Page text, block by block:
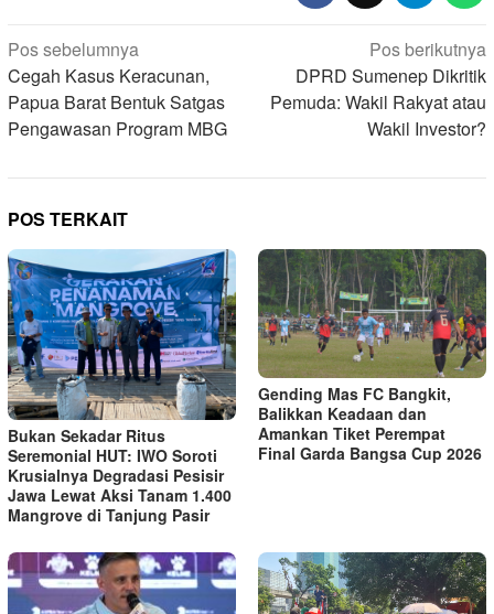
Navigasi
pos
Pos sebelumnya
Cegah Kasus Keracunan,
Papua Barat Bentuk Satgas
Pengawasan Program MBG
Pos berikutnya
DPRD Sumenep Dikritik
Pemuda: Wakil Rakyat atau
Wakil Investor?
POS TERKAIT
Bukan Sekadar Ritus
Seremonial HUT: IWO Soroti
Krusialnya Degradasi Pesisir
Jawa Lewat Aksi Tanam 1.400
Mangrove di Tanjung Pasir
Gending Mas FC Bangkit,
Balikkan Keadaan dan
Amankan Tiket Perempat
Final Garda Bangsa Cup 2026